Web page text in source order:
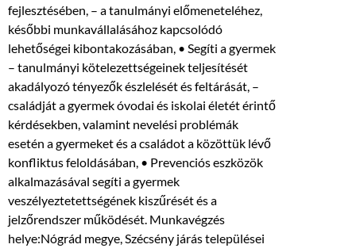
fejlesztésében, – a tanulmányi előmeneteléhez,
későbbi munkavállalásához kapcsolódó
lehetőségei kibontakozásában, • Segíti a gyermek
– tanulmányi kötelezettségeinek teljesítését
akadályozó tényezők észlelését és feltárását, –
családját a gyermek óvodai és iskolai életét érintő
kérdésekben, valamint nevelési problémák
esetén a gyermeket és a családot a közöttük lévő
konfliktus feloldásában, • Prevenciós eszközök
alkalmazásával segíti a gyermek
veszélyeztetettségének kiszűrését és a
jelzőrendszer működését. Munkavégzés
helye:Nógrád megye, Szécsény járás települései